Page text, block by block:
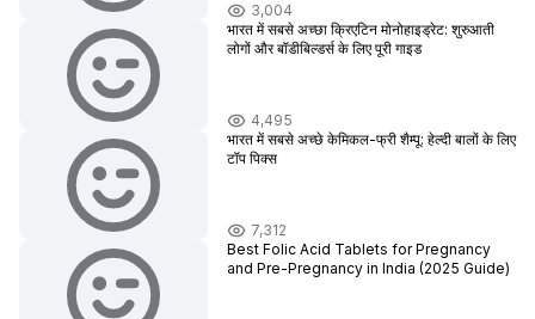
3,004
भारत में सबसे अच्छा क्रिएटिन मोनोहाइड्रेट: शुरुआती
लोगों और बॉडीबिल्डर्स के लिए पूरी गाइड
4,495
भारत में सबसे अच्छे केमिकल-फ्री शैम्पू: हेल्दी बालों के लिए
टॉप पिक्स
7,312
Best Folic Acid Tablets for Pregnancy
and Pre-Pregnancy in India (2025 Guide)